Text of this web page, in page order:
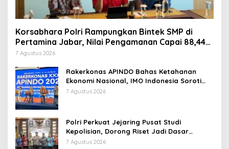
Korsabhara Polri Rampungkan Bintek SMP di
Pertamina Jabar, Nilai Pengamanan Capai 88,44
Persen
7 Agustus 2026
Rakerkonas APINDO Bahas Ketahanan
Ekonomi Nasional, IMO Indonesia Soroti
Pentingnya Kolaborasi Lintas Sektor
7 Agustus 2026
Polri Perkuat Jejaring Pusat Studi
Kepolisian, Dorong Riset Jadi Dasar
Kebijakan dan Inovasi
7 Agustus 2026